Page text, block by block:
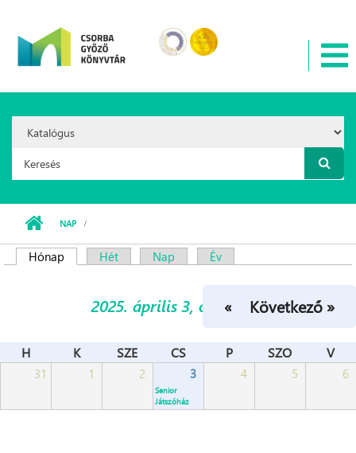
Option:
Keresés űrlap
NAP
Hónap (aktív fül)
Hét Nap Év
2025. április 3, csütörtök
« ElőzőKövetkező »
H K SZE CS P SZO V
31 1 2 3 4 5 6
Senior
Játszóház